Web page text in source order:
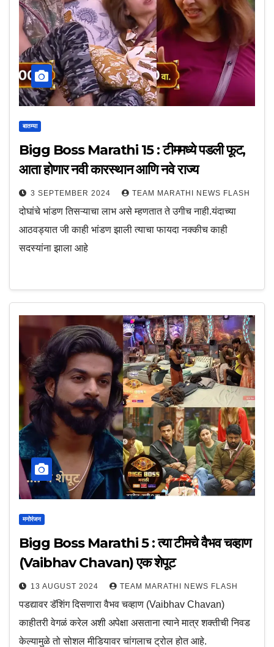
बातम्या
Bigg Boss Marathi 15 : टीममध्ये पडली फूट,
आता होणार नवी कारस्थान आणि नवे राज्य
3 SEPTEMBER 2024 TEAM MARATHI NEWS FLASH
दोघांचे भांडण तिसऱ्याचा लाभ असे म्हणतात ते उगीच नाही.यंदाच्या
आठवड्यात जी काही भांडण झाली त्याचा फायदा नक्कीच काही
सदस्यांना झाला आहे
मनोरंजन
Bigg Boss Marathi 5 : त्या टीमचे वैभव चव्हाण
(Vaibhav Chavan) एक शेपूट
13 AUGUST 2024 TEAM MARATHI NEWS FLASH
पडद्यावर डॅशिंग दिसणारा वैभव चव्हाण (Vaibhav Chavan)
काहीतरी वेगळं करेल अशी अपेक्षा असताना त्याने मात्र शक्तीची निवड
केल्यामुळे तो सोशल मीडियावर चांगलाच ट्रोल होत आहे.